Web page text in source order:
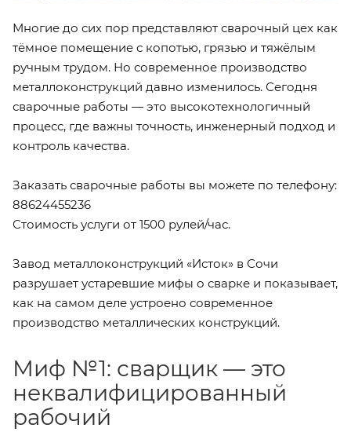
Многие до сих пор представляют сварочный цех как
тёмное помещение с копотью, грязью и тяжёлым
ручным трудом. Но современное производство
металлоконструкций давно изменилось. Сегодня
сварочные работы — это высокотехнологичный
процесс, где важны точность, инженерный подход и
контроль качества.
Заказать сварочные работы вы можете по телефону:
88624455236
Стоимость услуги от 1500 рулей/час.
Завод металлоконструкций «Исток» в Сочи
разрушает устаревшие мифы о сварке и показывает,
как на самом деле устроено современное
производство металлических конструкций.
Миф №1: сварщик — это
неквалифицированный
рабочий